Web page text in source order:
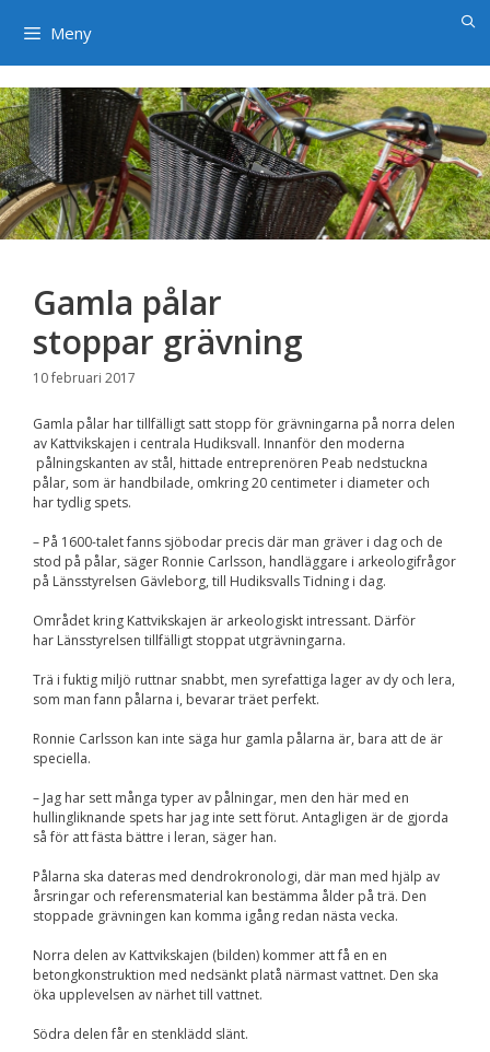
Meny
Gamla pålar
stoppar grävning
10 februari 2017
Gamla pålar har tillfälligt satt stopp för grävningarna på norra delen
av Kattvikskajen i centrala Hudiksvall. Innanför den moderna
pålningskanten av stål, hittade entreprenören Peab nedstuckna
pålar, som är handbilade, omkring 20 centimeter i diameter och
har tydlig spets.
– På 1600-talet fanns sjöbodar precis där man gräver i dag och de
stod på pålar, säger Ronnie Carlsson, handläggare i arkeologifrågor
på Länsstyrelsen Gävleborg, till Hudiksvalls Tidning i dag.
Området kring Kattvikskajen är arkeologiskt intressant. Därför
har Länsstyrelsen tillfälligt stoppat utgrävningarna.
Trä i fuktig miljö ruttnar snabbt, men syrefattiga lager av dy och lera,
som man fann pålarna i, bevarar träet perfekt.
Ronnie Carlsson kan inte säga hur gamla pålarna är, bara att de är
speciella.
– Jag har sett många typer av pålningar, men den här med en
hullingliknande spets har jag inte sett förut. Antagligen är de gjorda
så för att fästa bättre i leran, säger han.
Pålarna ska dateras med dendrokronologi, där man med hjälp av
årsringar och referensmaterial kan bestämma ålder på trä. Den
stoppade grävningen kan komma igång redan nästa vecka.
Norra delen av Kattvikskajen (bilden) kommer att få en en
betongkonstruktion med nedsänkt platå närmast vattnet. Den ska
öka upplevelsen av närhet till vattnet.
Södra delen får en stenklädd slänt.
×
inte att välja
bort. De behövs
för att
huvud taget
ska fungera.
Statistik
kunna
funktionalitet
och
hur
hemsidan
används.
Upplevelse